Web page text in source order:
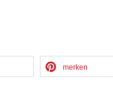
merken